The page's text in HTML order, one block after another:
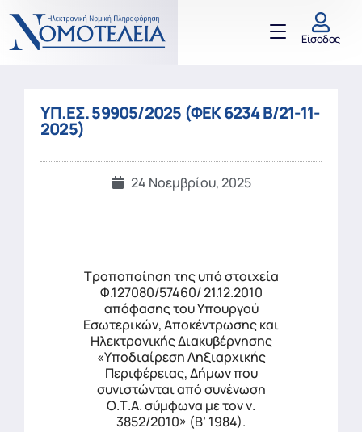
Είσοδος
ΥΠ.ΕΣ. 59905/2025 (ΦΕΚ 6234 Β/21-11-
2025)
24 Νοεμβρίου, 2025
Τροποποίηση της υπό στοιχεία
Φ.127080/57460/ 21.12.2010
απόφασης του Υπουργού
Εσωτερικών, Αποκέντρωσης και
Ηλεκτρονικής Διακυβέρνησης
«Υποδιαίρεση Ληξιαρχικής
Περιφέρειας, Δήμων που
συνιστώνται από συνένωση
Ο.Τ.Α. σύμφωνα με τον ν.
3852/2010» (Β’ 1984).